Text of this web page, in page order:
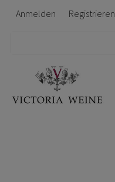
Anmelden Registrieren